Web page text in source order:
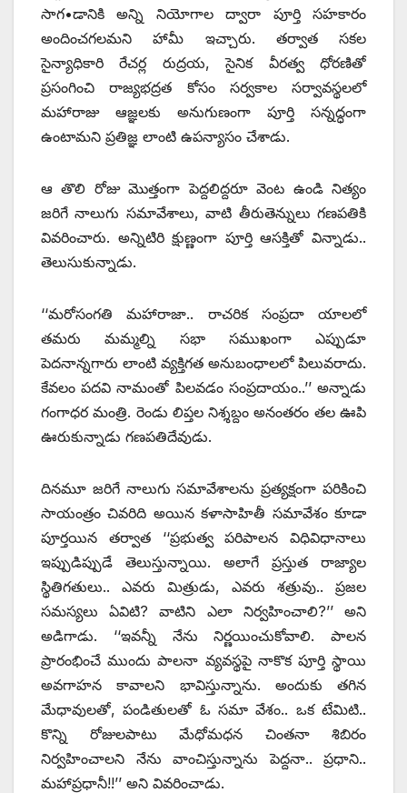
సాగ•డానికి అన్ని నియోగాల ద్వారా పూర్తి సహకారం
అందించగలమని హామీ ఇచ్చారు. తర్వాత సకల
సైన్యాధికారి రేచర్ల రుద్రయ, సైనిక వీరత్వ ధోరణితో
ప్రసంగించి రాజ్యభద్రత కోసం సర్వకాల సర్వావస్థలలో
మహారాజు ఆజ్ఞలకు అనుగుణంగా పూర్తి సన్నద్ధంగా
ఉంటామని ప్రతిజ్ఞ లాంటి ఉపన్యాసం చేశాడు.
ఆ తొలి రోజు మొత్తంగా పెద్దలిద్దరూ వెంట ఉండి నిత్యం
జరిగే నాలుగు సమావేశాలు, వాటి తీరుతెన్నులు గణపతికి
వివరించారు. అన్నిటిరి క్షుణ్ణంగా పూర్తి ఆసక్తితో విన్నాడు..
తెలుసుకున్నాడు.
‘‘మరోసంగతి మహారాజా.. రాచరిక సంప్రదా యాలలో
తమరు మమ్మల్ని సభా సముఖంగా ఎప్పుడూ
పెదనాన్నగారు లాంటి వ్యక్తిగత అనుబంధాలలో పిలువరాదు.
కేవలం పదవి నామంతో పిలవడం సంప్రదాయం..’’ అన్నాడు
గంగాధర మంత్రి. రెండు లిప్తల నిశ్శబ్దం అనంతరం తల ఊపి
ఊరుకున్నాడు గణపతిదేవుడు.
దినమూ జరిగే నాలుగు సమావేశాలను ప్రత్యక్షంగా పరికించి
సాయంత్రం చివరిది అయిన కళాసాహితీ సమావేశం కూడా
పూర్తయిన తర్వాత ‘‘ప్రభుత్వ పరిపాలన విధివిధానాలు
ఇప్పుడిప్పుడే తెలుస్తున్నాయి. అలాగే ప్రస్తుత రాజ్యాల
స్థితిగతులు.. ఎవరు మిత్రుడు, ఎవరు శత్రువు.. ప్రజల
సమస్యలు ఏవిటి? వాటిని ఎలా నిర్వహించాలి?’’ అని
అడిగాడు. ‘‘ఇవన్నీ నేను నిర్ణయించుకోవాలి. పాలన
ప్రారంభించే ముందు పాలనా వ్యవస్థపై నాకొక పూర్తి స్థాయి
అవగాహన కావాలని భావిస్తున్నాను. అందుకు తగిన
మేధావులతో, పండితులతో ఓ సమా వేశం.. ఒక టేమిటి..
కొన్ని రోజులపాటు మేధోమధన చింతనా శిబిరం
నిర్వహించాలని నేను వాంచిస్తున్నాను పెద్దనా.. ప్రధాని..
మహాప్రధానీ!!’’ అని వివరించాడు.